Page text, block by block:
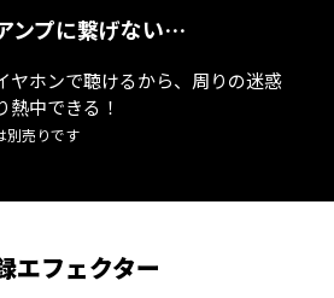
ンプに繋げない…
ヤホンで聴けるから、周りの迷惑
熱中できる！
別売りです
エフェクター